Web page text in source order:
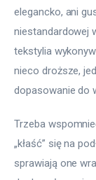
elegancko, ani
niestandardowej
tekstylia
nieco droższe,
dopasowanie do
Trzeba
„kłaść” się na
sprawiają one